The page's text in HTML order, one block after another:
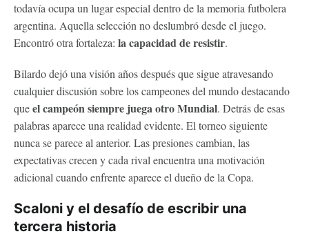
todavía ocupa un lugar especial dentro de la memoria futbolera
argentina. Aquella selección no deslumbró desde el juego.
Encontró otra fortaleza: la capacidad de resistir.
Bilardo dejó una visión años después que sigue atravesando
cualquier discusión sobre los campeones del mundo destacando
queel campeón siempre juega otro Mundial. Detrás de esas
palabras aparece una realidad evidente. El torneo siguiente
nunca se parece al anterior. Las presiones cambian, las
expectativas crecen y cada rival encuentra una motivación
adicional cuando enfrente aparece el dueño de la Copa.
Scaloni y el desafío de escribir una
tercera historia